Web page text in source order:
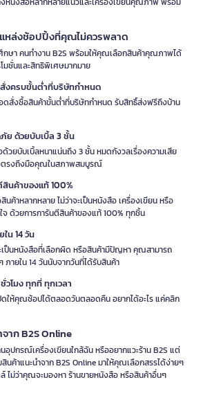
แหล่งช้อปปิ้งที่คุณไม่ควรพลาด
กษา คนทำงาน B2S พร้อมให้คุณเลือกสินค้าคุณภาพได้
มชั่นและสิทธิพิเศษมากมาย
งครบขั้นต่ำที่บริษัทกำหนด
ดสั่งซื้อสินค้าขั้นต่ำที่บริษัทกำหนด รับสิทธิ์ส่งฟรีถึงบ้าน
ย ด้วยบับเบิ้ล 3 ชั้น
วยบับเบิ้ลหนาแน่นถึง 3 ชั้น หมดกังวลเรื่องความเสีย
ตรงถึงมือคุณในสภาพสมบูรณ์
นค้าของแท้ 100%
ค้าหลากหลาย ไม่ว่าจะเป็นหนังสือ เครื่องเขียน หรือ
จ ด้วยการการันตีสินค้าของแท้ 100% ทุกชิ้น
น 14 วัน
ะเป็นหนังสือที่เลือกผิด หรือสินค้ามีปัญหา คุณสามารถ
ภายใน 14 วันนับจากวันที่ได้รับสินค้า
โมง ทุกที่ ทุกเวลา
ดให้คุณช้อปได้ตลอดวันตลอดคืน อยากได้อะไร แค่คลิก
าก B2S Online
อุปกรณ์เครื่องเขียนใกล้ฉัน หรืออยากแวะร้าน B2S แต่
สินค้าแนะนำจาก B2S Online มาให้คุณเลือกสรรได้ง่ายๆ
ไม่ว่าคุณจะมองหา ร้านขายหนังสือ หรือสินค้าอื่นๆ